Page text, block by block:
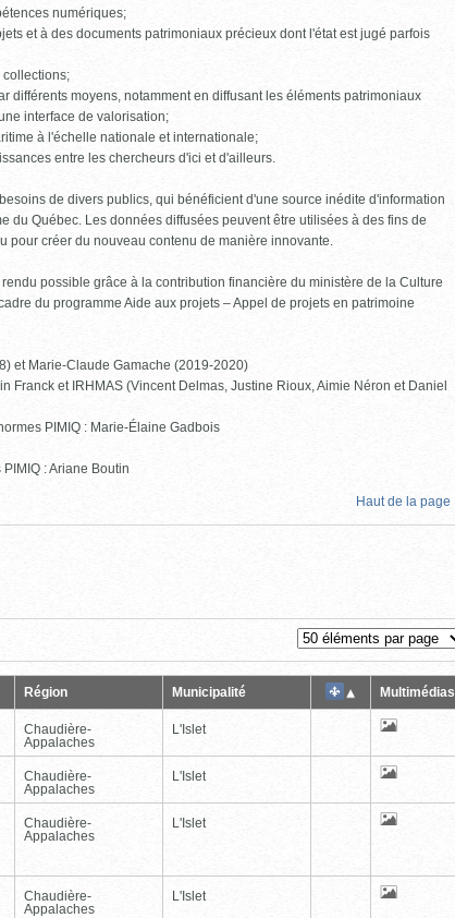
numériques;
et à des documents patrimoniaux précieux dont l'état est jugé parfois
différents moyens, notamment en diffusant les éléments patrimoniaux
interface de valorisation;
à l'échelle nationale et internationale;
entre les chercheurs d'ici et d'ailleurs.
de divers publics, qui bénéficient d'une source inédite d'information
du Québec. Les données diffusées peuvent être utilisées à des fins de
pour créer du nouveau contenu de manière innovante.
possible grâce à la contribution financière du ministère de la Culture
du programme Aide aux projets – Appel de projets en patrimoine
et Marie-Claude Gamache (2019-2020)
Franck et IRHMAS (Vincent Delmas, Justine Rioux, Aimie Néron et Daniel
PIMIQ : Marie-Élaine Gadbois
: Ariane Boutin
Haut de la page
Région Municipalité Multimédias
Chaudière-
Appalaches
L'Islet
Chaudière-
Appalaches
L'Islet
Chaudière-
Appalaches
L'Islet
Chaudière-
Appalaches
L'Islet